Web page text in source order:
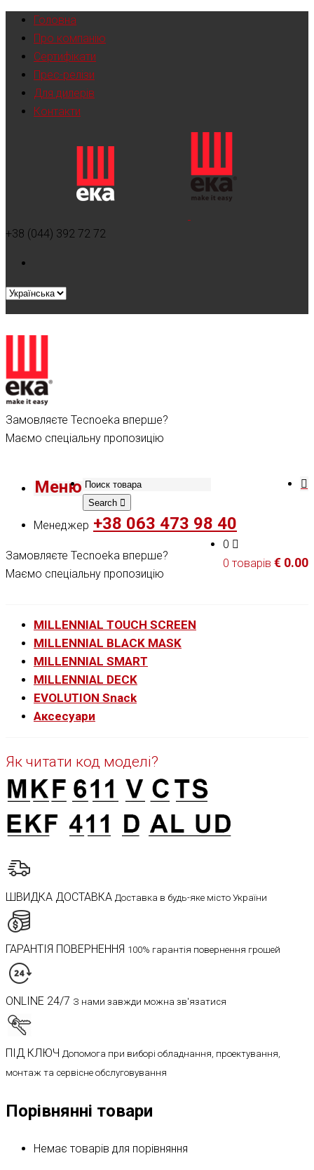
Головна
Про компанію
Сертифікати
Прес-релізи
Для дилерів
Контакти
+38 (044) 392 72 72
Замовляєте Tecnoeka вперше?
Маємо спеціальну пропозицію
Меню
Search
Менеджер +38 063 473 98 40
0
0 товарів € 0.00
Замовляєте Tecnoeka вперше?
Маємо спеціальну пропозицію
MILLENNIAL TOUCH SCREEN
MILLENNIAL BLACK MASK
MILLENNIAL SMART
MILLENNIAL DECK
EVOLUTION Snack
Аксесуари
Як читати код моделі?
ШВИДКА ДОСТАВКА Доставка в будь-яке місто України
ГАРАНТІЯ ПОВЕРНЕННЯ 100% гарантія повернення грошей
ONLINE 24/7 З нами завжди можна зв'язатися
ПІД КЛЮЧ Допомога при виборі обладнання, проектування,
монтаж та сервісне обслуговування
Порівнянні товари
Немає товарів для порівняння